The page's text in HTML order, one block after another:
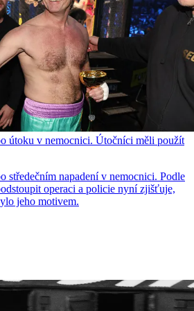
útoku v nemocnici. Útočníci měli použít
středečním napadení v nemocnici. Podle
operaci a policie nyní zjišťuje,
jeho motivem.